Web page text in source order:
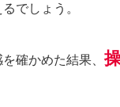
でしょう。
確かめた結果、